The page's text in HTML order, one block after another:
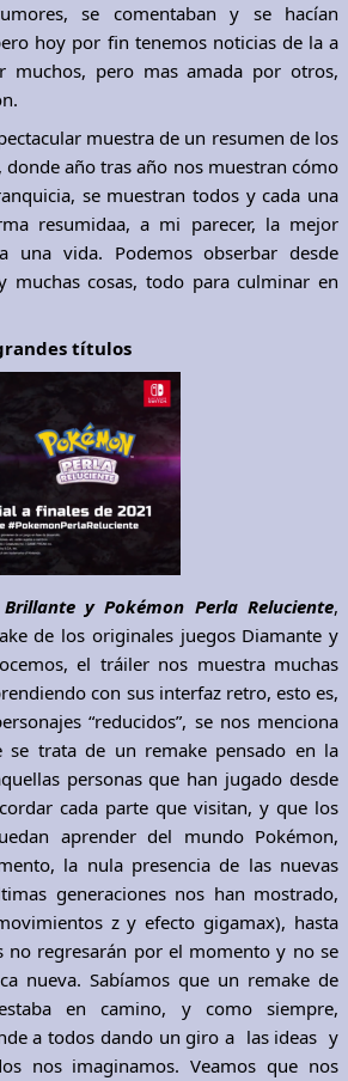
se comentaban y se hacían
hoy por fin tenemos noticias de la a
muchos, pero mas amada por otros,
muestra de un resumen de los
donde año tras año nos muestran cómo
se muestran todos y cada una
resumidaa, a mi parecer, la mejor
una vida. Podemos obserbar desde
muchas cosas, todo para culminar en
títulos
y Pokémon Perla Reluciente,
de los originales juegos Diamante y
el tráiler nos muestra muchas
con sus interfaz retro, esto es,
“reducidos”, se nos menciona
se trata de un remake pensado en la
personas que han jugado desde
cada parte que visitan, y que los
aprender del mundo Pokémon,
la nula presencia de las nuevas
generaciones nos han mostrado,
z y efecto gigamax), hasta
no regresarán por el momento y no se
nueva. Sabíamos que un remake de
en camino, y como siempre,
a todos dando un giro a las ideas y
nos imaginamos. Veamos que nos